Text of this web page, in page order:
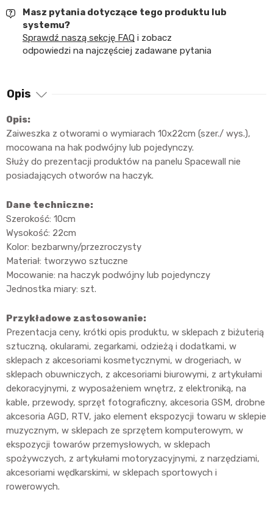
Masz pytania dotyczące tego produktu lub
systemu?
Sprawdź naszą sekcję FAQ i zobacz
odpowiedzi na najczęściej zadawane pytania
Opis
Opis:
Zaiweszka z otworami o wymiarach 10x22cm (szer./ wys.),
mocowana na hak podwójny lub pojedynczy.
Służy do prezentacji produktów na panelu Spacewall nie
posiadających otworów na haczyk.
Dane techniczne:
Szerokość: 10cm
Wysokość: 22cm
Kolor: bezbarwny/przezroczysty
Materiał: tworzywo sztuczne
Mocowanie: na haczyk podwójny lub pojedynczy
Jednostka miary: szt.
Przykładowe zastosowanie:
Prezentacja ceny, krótki opis produktu, w sklepach z biżuterią
sztuczną, okularami, zegarkami, odzieżą i dodatkami, w
sklepach z akcesoriami kosmetycznymi, w drogeriach, w
sklepach obuwniczych, z akcesoriami biurowymi, z artykułami
dekoracyjnymi, z wyposażeniem wnętrz, z elektroniką, na
kable, przewody, sprzęt fotograficzny, akcesoria GSM, drobne
akcesoria AGD, RTV, jako element ekspozycji towaru w sklepie
muzycznym, w sklepach ze sprzętem komputerowym, w
ekspozycji towarów przemysłowych, w sklepach
spożywczych, z artykułami motoryzacyjnymi, z narzędziami,
akcesoriami wędkarskimi, w sklepach sportowych i
rowerowych.